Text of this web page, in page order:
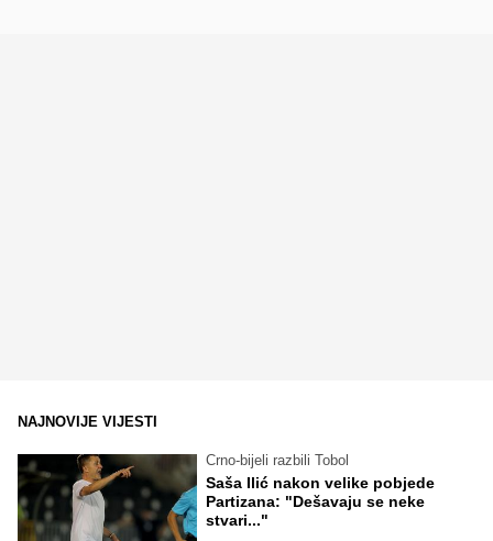
NAJNOVIJE VIJESTI
Crno-bijeli razbili Tobol
Saša Ilić nakon velike pobjede
Partizana: "Dešavaju se neke
stvari..."